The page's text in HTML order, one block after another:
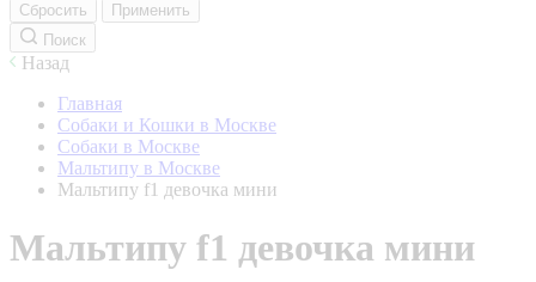
Сбросить
Применить
Поиск
Назад
Главная
Собаки и Кошки в Москве
Собаки в Москве
Мальтипу в Москве
Мальтипу f1 девочка мини
Мальтипу f1 девочка мини